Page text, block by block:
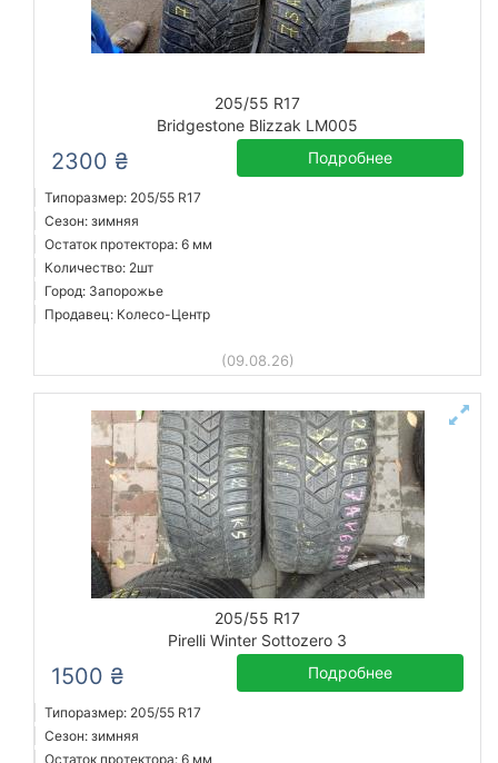
205/55 R17
Bridgestone Blizzak LM005
2300 ₴ Подробнее
Типоразмер: 205/55 R17
Сезон: зимняя
Остаток протектора: 6 мм
Количество: 2шт
Город: Запорожье
Продавец: Колесо-Центр
(09.08.26)
205/55 R17
Pirelli Winter Sottozero 3
1500 ₴ Подробнее
Типоразмер: 205/55 R17
Сезон: зимняя
Остаток протектора: 6 мм